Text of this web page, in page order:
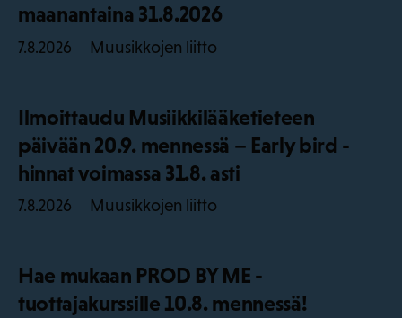
maanantaina 31.8.2026
7.8.2026 Muusikkojen liitto
Ilmoittaudu Musiikkilääketieteen
päivään 20.9. mennessä – Early bird -
hinnat voimassa 31.8. asti
7.8.2026 Muusikkojen liitto
Hae mukaan PROD BY ME -
tuottajakurssille 10.8. mennessä!